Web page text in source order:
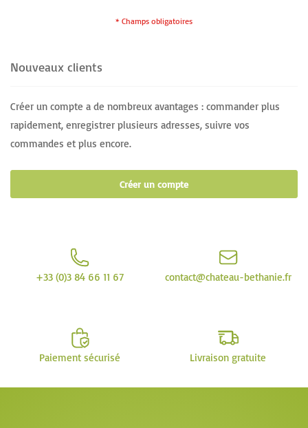
Nouveaux clients
Créer un compte a de nombreux avantages : commander plus
rapidement, enregistrer plusieurs adresses, suivre vos
commandes et plus encore.
Créer un compte
+33 (0)3 84 66 11 67 contact@chateau-bethanie.fr
Paiement sécurisé Livraison gratuite